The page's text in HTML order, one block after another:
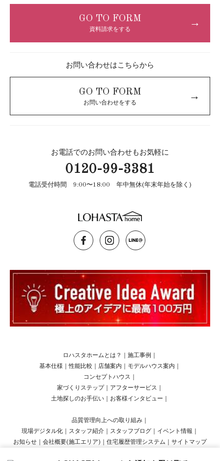
GO TO FORM
資料請求をする
→
お問い合わせはこちらから
GO TO FORM
お問い合わせをする
→
お電話でのお問い合わせもお気軽に
0120-99-3381
電話受付時間 9:00〜18:00 年中無休(年末年始を除く)
ロハスタホームとは？ 施工事例
基本仕様 ｜性能比較 店舗案内 モデルハウス案内
コンセプトハウス
家づくりステップ
アフターサービス
土地探しのお手伝い
お客様インタビュー
品質管理向上への取り組み
現場デジタル化
スタッフ紹介 スタッフブログ イベント情報
お知らせ
会社概要(施工エリア) 住宅履歴管理システム サイトマップ